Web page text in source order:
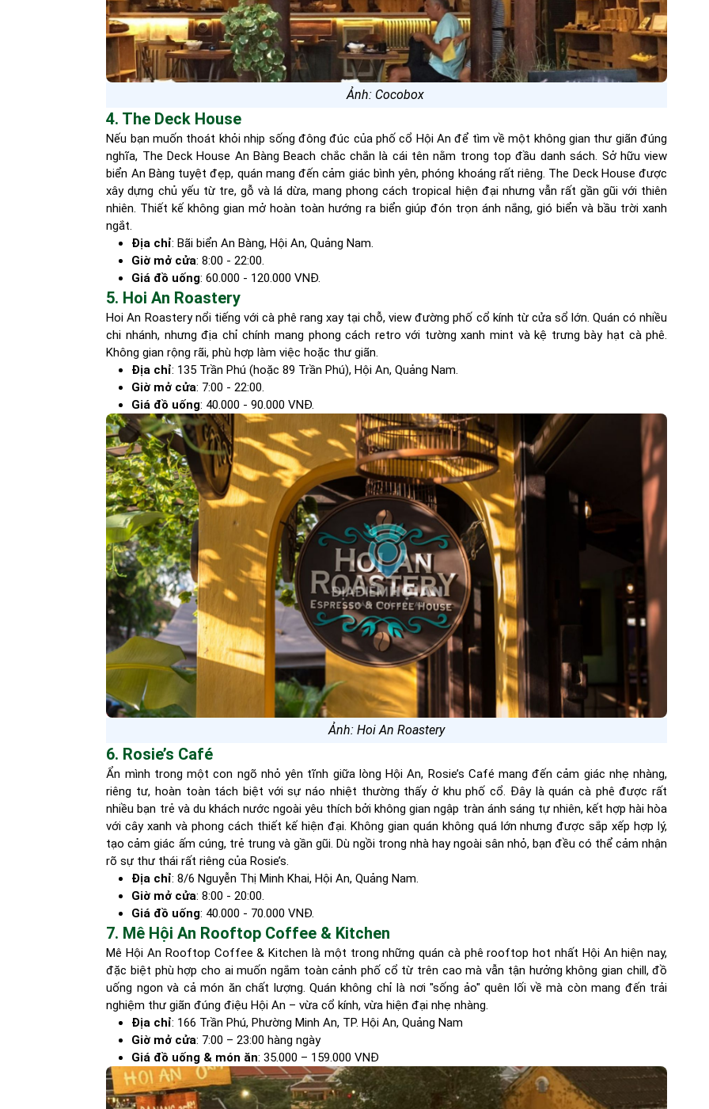
Ảnh: Cocobox
4. The Deck House
Nếu bạn muốn thoát khỏi nhịp sống đông đúc của phố cổ Hội An để tìm về một không gian thư giãn đúng
nghĩa, The Deck House An Bàng Beach chắc chắn là cái tên nằm trong top đầu danh sách. Sở hữu view
biển An Bàng tuyệt đẹp, quán mang đến cảm giác bình yên, phóng khoáng rất riêng. The Deck House được
xây dựng chủ yếu từ tre, gỗ và lá dừa, mang phong cách tropical hiện đại nhưng vẫn rất gần gũi với thiên
nhiên. Thiết kế không gian mở hoàn toàn hướng ra biển giúp đón trọn ánh nắng, gió biển và bầu trời xanh
ngắt.
Địa chỉ: Bãi biển An Bàng, Hội An, Quảng Nam.
Giờ mở cửa: 8:00 - 22:00.
Giá đồ uống: 60.000 - 120.000 VNĐ.
5. Hoi An Roastery
Hoi An Roastery nổi tiếng với cà phê rang xay tại chỗ, view đường phố cổ kính từ cửa sổ lớn. Quán có nhiều
chi nhánh, nhưng địa chỉ chính mang phong cách retro với tường xanh mint và kệ trưng bày hạt cà phê.
Không gian rộng rãi, phù hợp làm việc hoặc thư giãn.
Địa chỉ: 135 Trần Phú (hoặc 89 Trần Phú), Hội An, Quảng Nam.
Giờ mở cửa: 7:00 - 22:00.
Giá đồ uống: 40.000 - 90.000 VNĐ.
Ảnh: Hoi An Roastery
6. Rosie’s Café
Ẩn mình trong một con ngõ nhỏ yên tĩnh giữa lòng Hội An, Rosie’s Café mang đến cảm giác nhẹ nhàng,
riêng tư, hoàn toàn tách biệt với sự náo nhiệt thường thấy ở khu phố cổ. Đây là quán cà phê được rất
nhiều bạn trẻ và du khách nước ngoài yêu thích bởi không gian ngập tràn ánh sáng tự nhiên, kết hợp hài hòa
với cây xanh và phong cách thiết kế hiện đại. Không gian quán không quá lớn nhưng được sắp xếp hợp lý,
tạo cảm giác ấm cúng, trẻ trung và gần gũi. Dù ngồi trong nhà hay ngoài sân nhỏ, bạn đều có thể cảm nhận
rõ sự thư thái rất riêng của Rosie’s.
Địa chỉ: 8/6 Nguyễn Thị Minh Khai, Hội An, Quảng Nam.
Giờ mở cửa: 8:00 - 20:00.
Giá đồ uống: 40.000 - 70.000 VNĐ.
7. Mê Hội An Rooftop Coffee & Kitchen
Mê Hội An Rooftop Coffee & Kitchen là một trong những quán cà phê rooftop hot nhất Hội An hiện nay,
đặc biệt phù hợp cho ai muốn ngắm toàn cảnh phố cổ từ trên cao mà vẫn tận hưởng không gian chill, đồ
uống ngon và cả món ăn chất lượng. Quán không chỉ là nơi "sống ảo" quên lối về mà còn mang đến trải
nghiệm thư giãn đúng điệu Hội An – vừa cổ kính, vừa hiện đại nhẹ nhàng.
Địa chỉ: 166 Trần Phú, Phường Minh An, TP. Hội An, Quảng Nam
Giờ mở cửa: 7:00 – 23:00 hàng ngày
Giá đồ uống & món ăn: 35.000 – 159.000 VNĐ